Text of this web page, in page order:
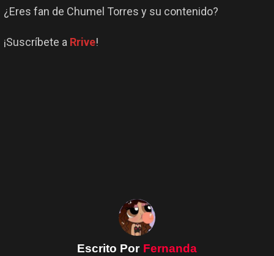
¿Eres fan de Chumel Torres y su contenido?
¡Suscríbete a Rrive!
Escrito Por Fernanda